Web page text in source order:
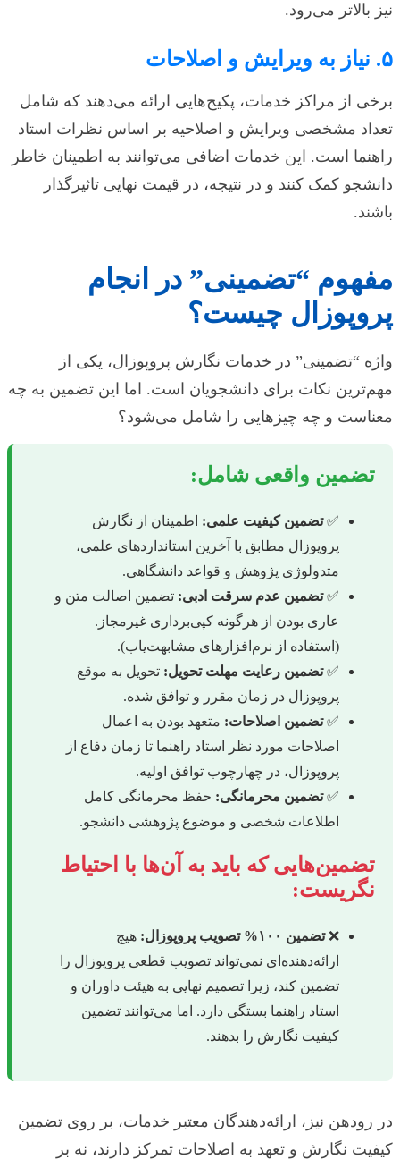
نیز بالاتر می‌رود.
۵. نیاز به ویرایش و اصلاحات
برخی از مراکز خدمات، پکیج‌هایی ارائه می‌دهند که شامل
تعداد مشخصی ویرایش و اصلاحیه بر اساس نظرات استاد
راهنما است. این خدمات اضافی می‌توانند به اطمینان خاطر
دانشجو کمک کنند و در نتیجه، در قیمت نهایی تاثیرگذار
باشند.
مفهوم “تضمینی” در انجام
پروپوزال چیست؟
واژه “تضمینی” در خدمات نگارش پروپوزال، یکی از
مهم‌ترین نکات برای دانشجویان است. اما این تضمین به چه
معناست و چه چیزهایی را شامل می‌شود؟
تضمین واقعی شامل:
✅تضمین کیفیت علمی: اطمینان از نگارش
پروپوزال مطابق با آخرین استانداردهای علمی،
متدولوژی پژوهش و قواعد دانشگاهی.
✅تضمین عدم سرقت ادبی: تضمین اصالت متن و
عاری بودن از هرگونه کپی‌برداری غیرمجاز.
(استفاده از نرم‌افزارهای مشابهت‌یاب).
✅تضمین رعایت مهلت تحویل: تحویل به موقع
پروپوزال در زمان مقرر و توافق شده.
✅تضمین اصلاحات: متعهد بودن به اعمال
اصلاحات مورد نظر استاد راهنما تا زمان دفاع از
پروپوزال، در چهارچوب توافق اولیه.
✅تضمین محرمانگی: حفظ محرمانگی کامل
اطلاعات شخصی و موضوع پژوهشی دانشجو.
تضمین‌هایی که باید به آن‌ها با احتیاط
نگریست:
❌تضمین ۱۰۰% تصویب پروپوزال:
هیچ
ارائه‌دهنده‌ای نمی‌تواند تصویب قطعی پروپوزال را
تضمین کند، زیرا تصمیم نهایی به هیئت داوران و
استاد راهنما بستگی دارد. اما می‌توانند تضمین
کیفیت نگارش را بدهند.
در رودهن نیز، ارائه‌دهندگان معتبر خدمات، بر روی تضمین
کیفیت نگارش و تعهد به اصلاحات تمرکز دارند، نه بر